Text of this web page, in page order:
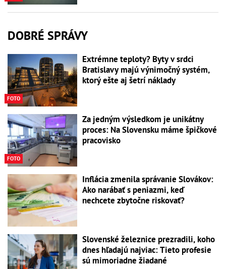
DOBRÉ SPRÁVY
FOTO
Extrémne teploty? Byty v srdci
Bratislavy majú výnimočný systém,
ktorý ešte aj šetrí náklady
FOTO
Za jedným výsledkom je unikátny
proces: Na Slovensku máme špičkové
pracovisko
Inflácia zmenila správanie Slovákov:
Ako narábať s peniazmi, keď
nechcete zbytočne riskovať?
Slovenské železnice prezradili, koho
dnes hľadajú najviac: Tieto profesie
sú mimoriadne žiadané